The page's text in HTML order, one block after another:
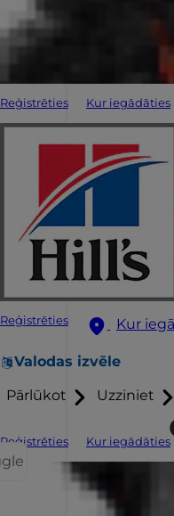
Reģistrēties Kur iegādāties
Reģistrēties Kur
Valodas izvēle
Pārlūkot Uzziniet
Reģistrēties Kur iegādāties